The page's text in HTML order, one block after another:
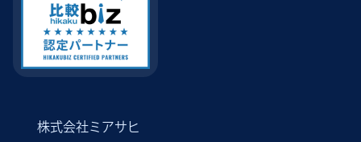
株式会社ミアサヒ